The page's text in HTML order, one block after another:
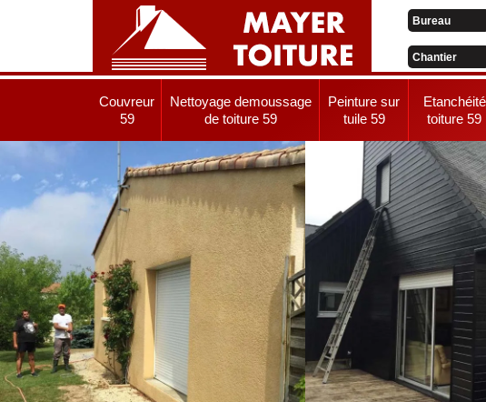
Bureau
Chantier
Couvreur
59
Nettoyage demoussage
de toiture 59
Peinture sur
tuile 59
Etanchéité
toiture 59